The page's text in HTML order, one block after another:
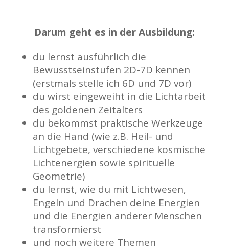
Darum geht es in der Ausbildung:
du lernst ausführlich die
Bewusstseinstufen 2D-7D kennen
(erstmals stelle ich 6D und 7D vor)
du wirst eingeweiht in die Lichtarbeit
des goldenen Zeitalters
du bekommst praktische Werkzeuge
an die Hand (wie z.B. Heil- und
Lichtgebete, verschiedene kosmische
Lichtenergien sowie spirituelle
Geometrie)
du lernst, wie du mit Lichtwesen,
Engeln und Drachen deine Energien
und die Energien anderer Menschen
transformierst
und noch weitere Themen